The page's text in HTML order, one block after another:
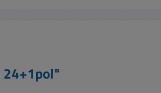
24+1pol"